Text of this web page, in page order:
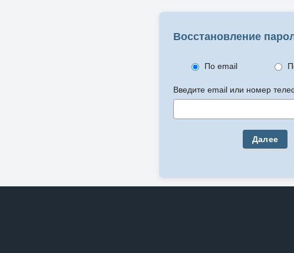
Восстановление
По email
Введите email или номер
Далее